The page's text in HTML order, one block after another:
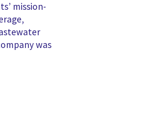
mission-
was